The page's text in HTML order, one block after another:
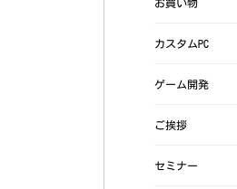
お買い物
カスタムPC
ゲーム開発
ご挨拶
セミナー